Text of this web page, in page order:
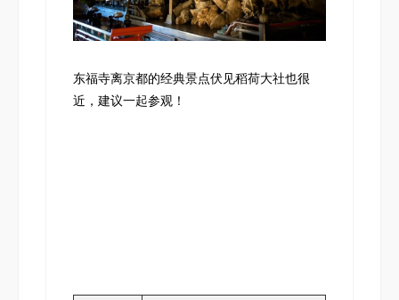
东福寺离京都的经典景点伏见稻荷大社也很
近，建议一起参观！